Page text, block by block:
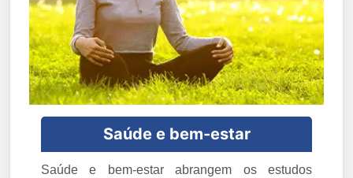
Saúde e bem-estar
Saúde e bem-estar abrangem os estudos